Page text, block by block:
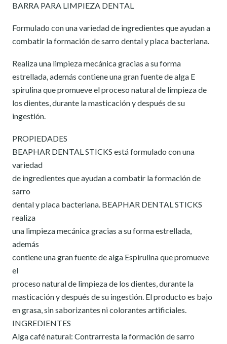
BARRA PARA LIMPIEZA DENTAL
Formulado con una variedad de ingredientes que ayudan a
combatir la formación de sarro dental y placa bacteriana.
Realiza una limpieza mecánica gracias a su forma
estrellada, además contiene una gran fuente de alga E
spirulina que promueve el proceso natural de limpieza de
los dientes, durante la masticación y después de su
ingestión.
PROPIEDADES
BEAPHAR DENTAL STICKS está formulado con una
variedad
de ingredientes que ayudan a combatir la formación de
sarro
dental y placa bacteriana. BEAPHAR DENTAL STICKS
realiza
una limpieza mecánica gracias a su forma estrellada,
además
contiene una gran fuente de alga Espirulina que promueve
el
proceso natural de limpieza de los dientes, durante la
masticación y después de su ingestión. El producto es bajo
en grasa, sin saborizantes ni colorantes artificiales.
INGREDIENTES
Alga café natural: Contrarresta la formación de sarro